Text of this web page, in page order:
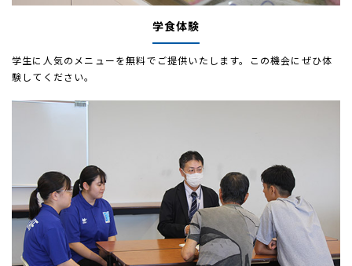
学食体験
学生に人気のメニューを無料でご提供いたします。この機会にぜひ体
験してください。